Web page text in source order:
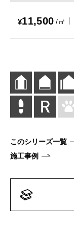
¥11,500 /㎡
このシリーズ一覧
施工事例